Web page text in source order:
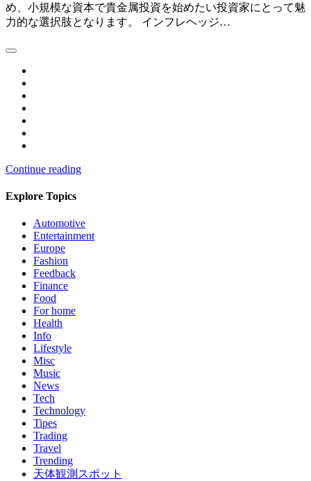
め、小規模な資本で貴金属投資を始めたい投資家にとって魅
力的な選択肢となります。 インフレヘッジ…
Continue reading
Explore Topics
Automotive
Entertainment
Europe
Fashion
Feedback
Finance
Food
For home
Health
Info
Lifestyle
Misc
Music
News
Tech
Technology
Tipes
Trading
Travel
Trending
天体観測スポット